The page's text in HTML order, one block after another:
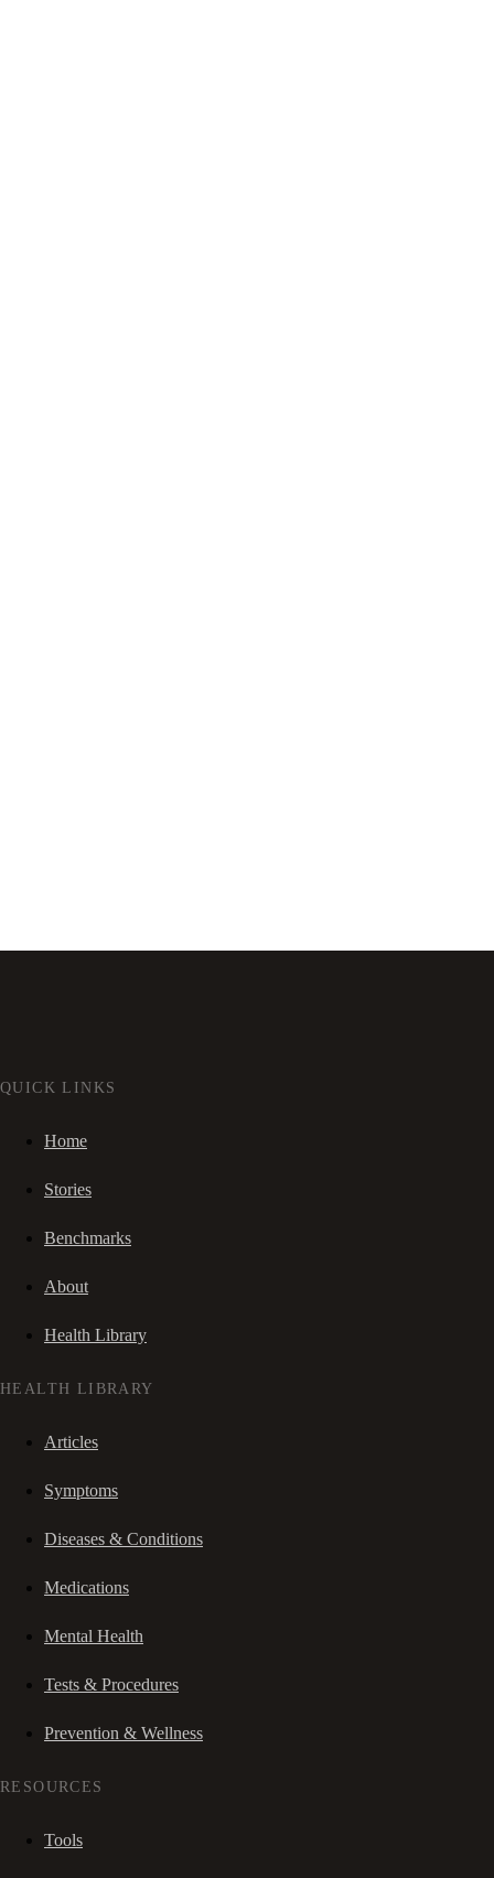
QUICK LINKS
Home
Stories
Benchmarks
About
Health Library
HEALTH LIBRARY
Articles
Symptoms
Diseases & Conditions
Medications
Mental Health
Tests & Procedures
Prevention & Wellness
RESOURCES
Tools